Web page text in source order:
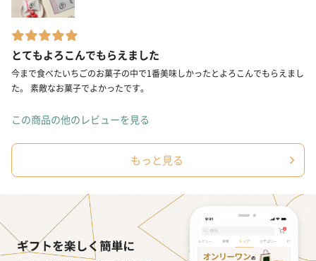
とてもよろこんでもらえました
今まで食べたいちごのお菓子の中で1番美味しかったとよろこんでもらえまし
た。 素敵なお菓子でよかったです。
この商品の他のレビューを見る
もっと見る